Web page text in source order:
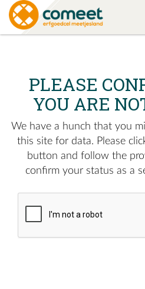
PLEASE
YOU ARE
We have a hunch that you
this site for data. Please
button and follow the
confirm your status as a